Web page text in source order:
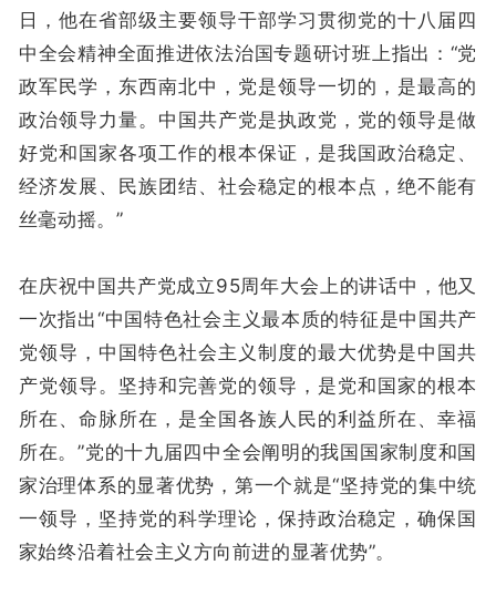
日，他在省部级主要领导干部学习贯彻党的十八届四
中全会精神全面推进依法治国专题研讨班上指出：“党
政军民学，东西南北中，党是领导一切的，是最高的
政治领导力量。中国共产党是执政党，党的领导是做
好党和国家各项工作的根本保证，是我国政治稳定、
经济发展、民族团结、社会稳定的根本点，绝不能有
丝毫动摇。”
在庆祝中国共产党成立95周年大会上的讲话中，他又
一次指出“中国特色社会主义最本质的特征是中国共产
党领导，中国特色社会主义制度的最大优势是中国共
产党领导。坚持和完善党的领导，是党和国家的根本
所在、命脉所在，是全国各族人民的利益所在、幸福
所在。”党的十九届四中全会阐明的我国国家制度和国
家治理体系的显著优势，第一个就是“坚持党的集中统
一领导，坚持党的科学理论，保持政治稳定，确保国
家始终沿着社会主义方向前进的显著优势”。